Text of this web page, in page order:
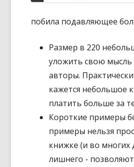
побила подавляющее
Размер в 220
уложить свою мысль
авторы.
кажется небольшое
платить больше за
Короткие примеры
примеры нельзя
книжке (и во многих
лишнего -